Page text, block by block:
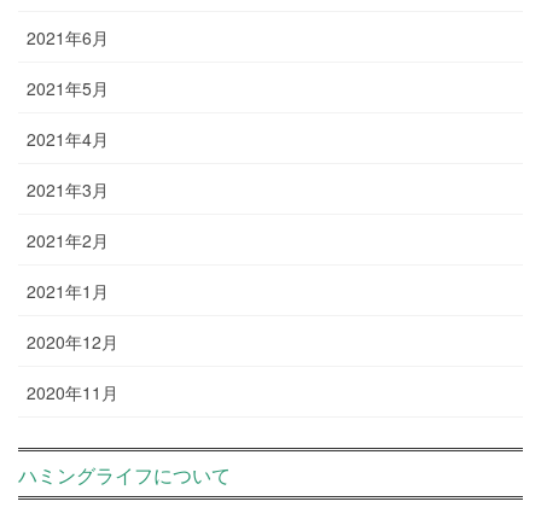
2021年6月
2021年5月
2021年4月
2021年3月
2021年2月
2021年1月
2020年12月
2020年11月
ハミングライフについて